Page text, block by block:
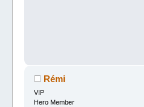
Rémi
VIP
Hero Member